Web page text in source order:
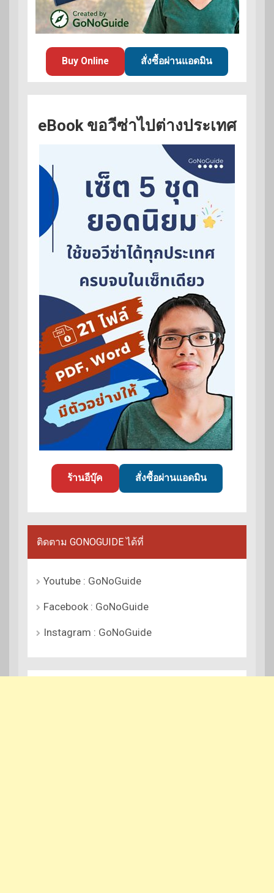
Buy Online สั่งซื้อผ่านแอดมิน
eBook ขอวีซ่าไปต่างประเทศ
ร้านอีบุ๊ค สั่งซื้อผ่านแอดมิน
ติดตาม GONOGUIDE ได้ที่
Youtube : GoNoGuide
Facebook : GoNoGuide
Instagram : GoNoGuide